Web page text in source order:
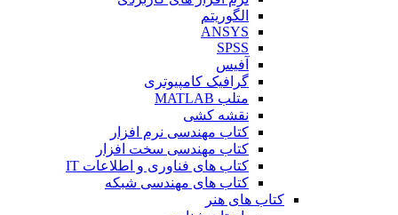
الگوریتم
ANSYS
SPSS
آفیس
گرافیک کامپیوتری
متلب MATLAB
نقشه کشی
کتاب مهندسی نرم افزار
کتاب مهندسی سخت افزار
کتاب های فناوری و اطلاعات IT
کتاب های مهندسی شبکه
کتاب های هنر